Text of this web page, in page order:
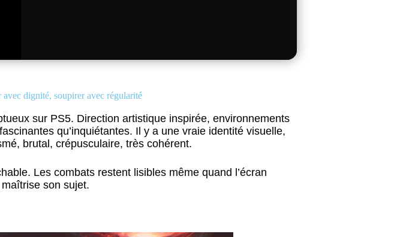
dignité, soupirer avec régularité
sur PS5. Direction artistique inspirée, environnements
qu’inquiétantes. Il y a une vraie identité visuelle,
brutal, crépusculaire, très cohérent.
Les combats restent lisibles même quand l’écran
son sujet.